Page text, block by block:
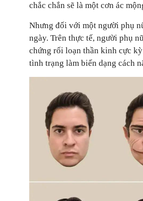
chắc chắn sẽ là một cơn ác
Nhưng đối với một người phụ
ngày. Trên thực tế, người phụ
chứng rối loạn thần kinh cực
tình trạng làm biến dạng cách